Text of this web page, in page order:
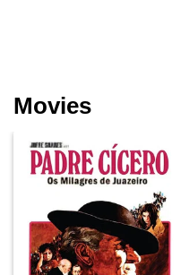
Movies